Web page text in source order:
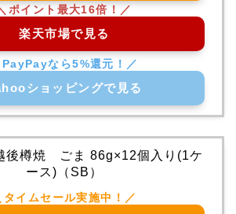
楽天市場で見る
ショッピングで見る
樽焼 ごま 86g×12個入り(1ケ
ース)（SB）